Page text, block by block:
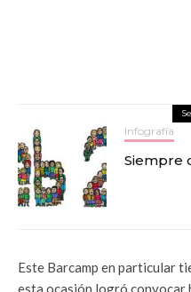
Infografía
Siempre
Este Barcamp en particular
esta ocasión logró convocar